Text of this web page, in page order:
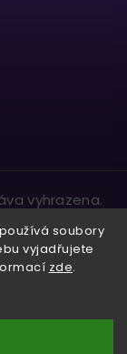
soubory
vyjadřujete
zde.
vyhrazena.